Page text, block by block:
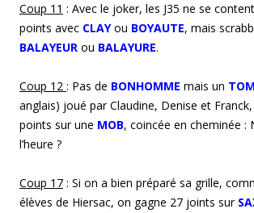
Coup 1 1 : Avec le joker, les J35 ne se
points avec CLAY ou BOYAUTE, mais
BALAYEUR ou BALAYURE.
Coup 1 2 : Pas de BONHOMME mais un
anglais) joué par Claudine, Denise et
points sur une MOB, coincée en cheminée :
l’heure ?
Coup 1 7 : Si on a bien préparé sa grille,
élèves de Hiersac, on gagne 27 joints sur